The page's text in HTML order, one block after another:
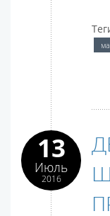
13
Июль
2016